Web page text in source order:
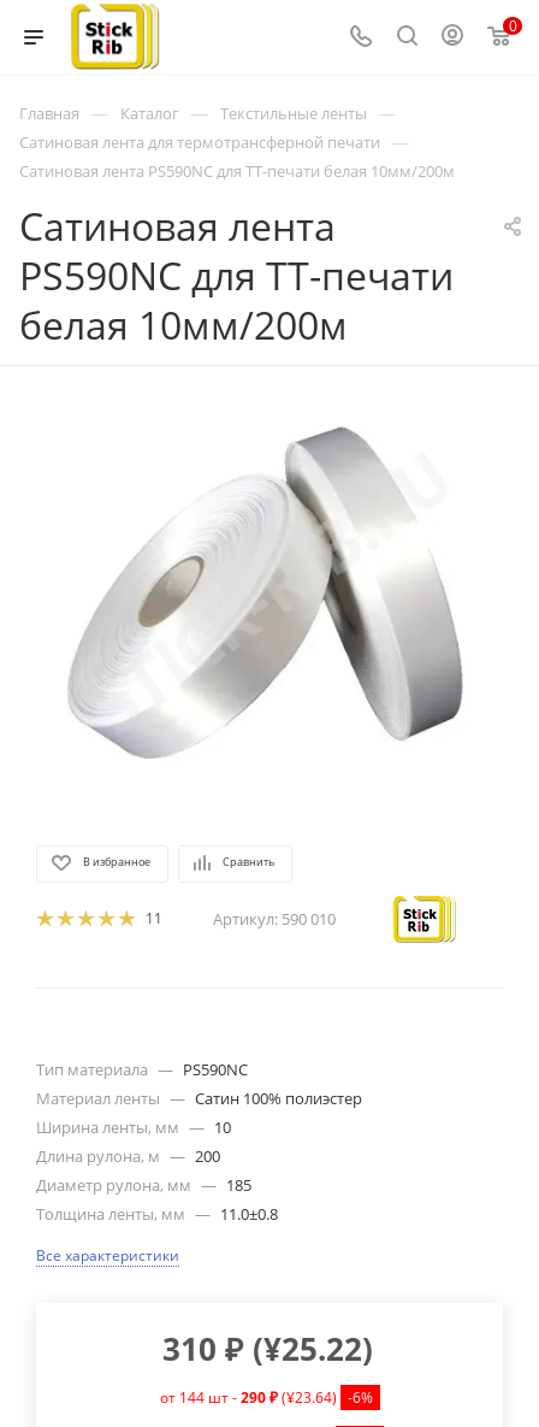
0
Главная — Каталог — Текстильные ленты —
Сатиновая лента для термотрансферной печати —
Сатиновая лента PS590NC для ТТ-печати белая 10мм/200м
Сатиновая лента
PS590NC для ТТ-печати
белая 10мм/200м
В избранное Сравнить
11 Артикул: 590 010
Тип материала — PS590NC
Материал ленты — Сатин 100% полиэстер
Ширина ленты, мм — 10
Длина рулона, м — 200
Диаметр рулона, мм — 185
Толщина ленты, мм — 11.0±0.8
Все характеристики
310 ₽ (¥25.22)
от 144 шт -290 ₽ (¥23.64) -6%